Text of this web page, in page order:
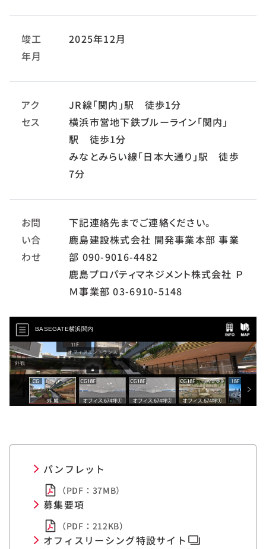
竣工
年月
2025年12月
アク
セス
JR線「関内」駅 徒歩1分
横浜市営地下鉄ブルーライン「関内」
駅 徒歩1分
みなとみらい線「日本大通り」駅 徒歩
7分
お問
い合
わせ
下記連絡先までご連絡ください。
鹿島建設株式会社 開発事業本部 事業
部 090-9016-4482
鹿島プロパティマネジメント株式会社 Ｐ
Ｍ事業部 03-6910-5148
パンフレット
（PDF：37MB）
募集要項
（PDF：212KB）
オフィスリーシング特設サイト